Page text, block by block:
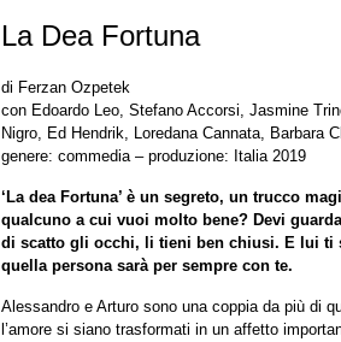
La Dea Fortuna
di Ferzan Ozpetek
con Edoardo Leo, Stefano Accorsi, Jasmine
Nigro, Ed Hendrik, Loredana Cannata, Barbara
genere: commedia – produzione: Italia 2019
‘La dea Fortuna’ è un segreto, un trucco
qualcuno a cui vuoi molto bene? Devi
di scatto gli occhi, li tieni ben chiusi. E lui ti
quella persona sarà per sempre con te.
Alessandro e Arturo sono una coppia da più di
l’amore si siano trasformati in un affetto